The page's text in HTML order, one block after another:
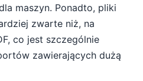
maszyn. Ponadto, pliki
zwarte niż, na
co jest szczególnie
zawierających dużą